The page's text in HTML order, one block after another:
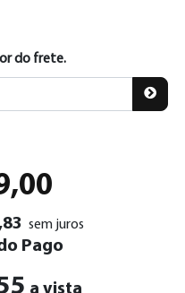
do frete.
sem juros
Pago
a vista